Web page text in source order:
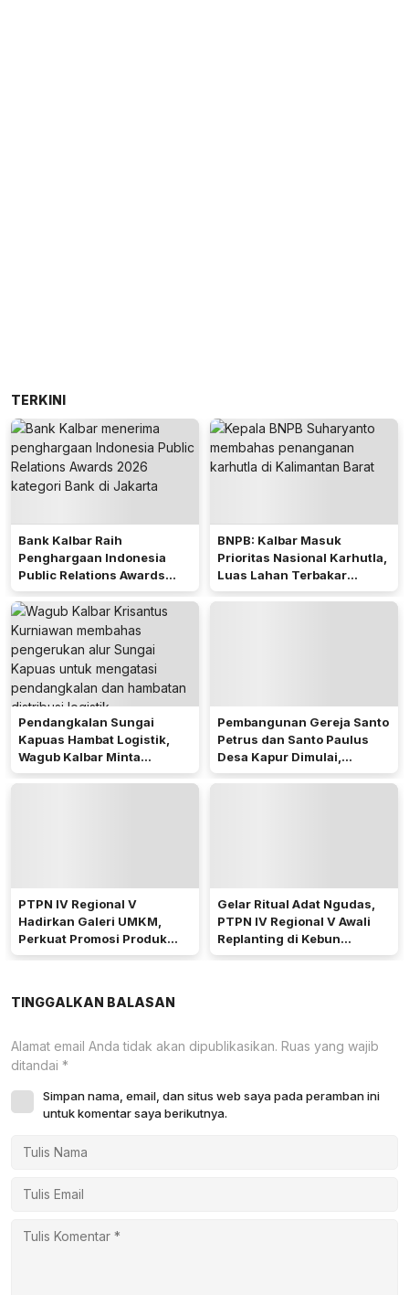
TERKINI
Bank Kalbar Raih
Penghargaan Indonesia
Public Relations Awards
2026
BNPB: Kalbar Masuk
Prioritas Nasional Karhutla,
Luas Lahan Terbakar
Peringkat Keempat
Pendangkalan Sungai
Kapuas Hambat Logistik,
Wagub Kalbar Minta
Pengerukan Diprioritaskan
Pembangunan Gereja Santo
Petrus dan Santo Paulus
Desa Kapur Dimulai,
Pemkab Kubu Raya Siapkan
PTPN IV Regional V
Hadirkan Galeri UMKM,
Perkuat Promosi Produk
Mitra Binaan Melalui Inovasi
Gelar Ritual Adat Ngudas,
PTPN IV Regional V Awali
Replanting di Kebun
Kembayan
TINGGALKAN BALASAN
Alamat email Anda tidak akan dipublikasikan. Ruas yang wajib
ditandai *
Simpan nama, email, dan situs web saya pada peramban ini
untuk komentar saya berikutnya.